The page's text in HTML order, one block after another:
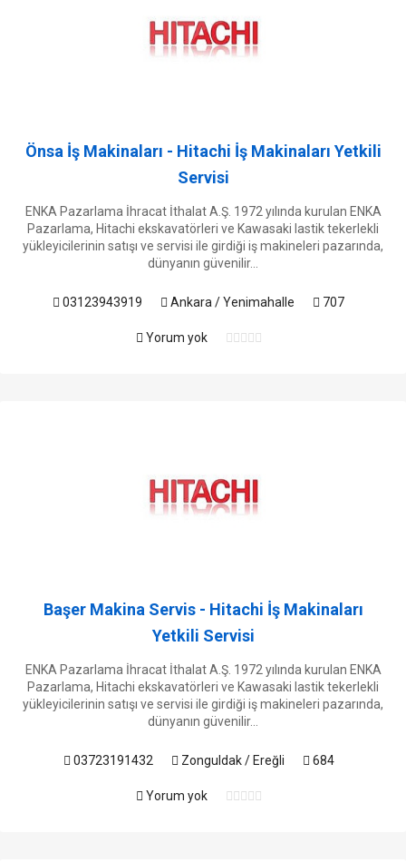
Önsa İş Makinaları - Hitachi İş Makinaları Yetkili
Servisi
ENKA Pazarlama İhracat İthalat A.Ş. 1972 yılında kurulan ENKA
Pazarlama, Hitachi ekskavatörleri ve Kawasaki lastik tekerlekli
yükleyicilerinin satışı ve servisi ile girdiği iş makineleri pazarında,
dünyanın güvenilir...
03123943919 Ankara / Yenimahalle 707
Yorum yok
Başer Makina Servis - Hitachi İş Makinaları
Yetkili Servisi
ENKA Pazarlama İhracat İthalat A.Ş. 1972 yılında kurulan ENKA
Pazarlama, Hitachi ekskavatörleri ve Kawasaki lastik tekerlekli
yükleyicilerinin satışı ve servisi ile girdiği iş makineleri pazarında,
dünyanın güvenilir...
03723191432 Zonguldak / Ereğli 684
Yorum yok